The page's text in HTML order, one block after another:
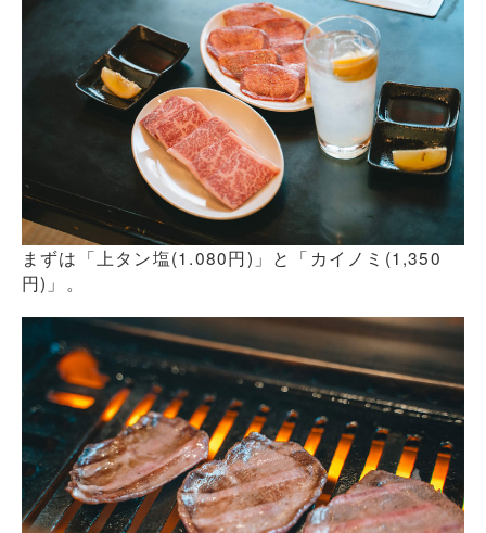
まずは「上タン塩(1.080円)」と「カイノミ(1,350
円)」。